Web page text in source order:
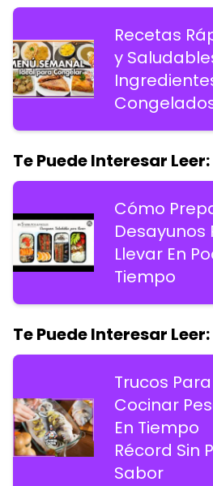
Recetas
y
Te Puede Interesar Leer:
Cómo
Desayunos
Llevar En
Tiempo
Te Puede Interesar Leer:
Trucos Para
Cocinar
En Tiempo
Récord Sin
Sabor